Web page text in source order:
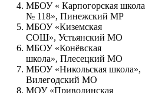
МБОУ « Карпогорская школа
№ 118», Пинежский МР
МБОУ «Киземская
СОШ», Устьянский МО
МБОУ «Конёвская
школа», Плесецкий МО
МБОУ «Никольская школа»,
Вилегодский МО
МОУ «Приводинская